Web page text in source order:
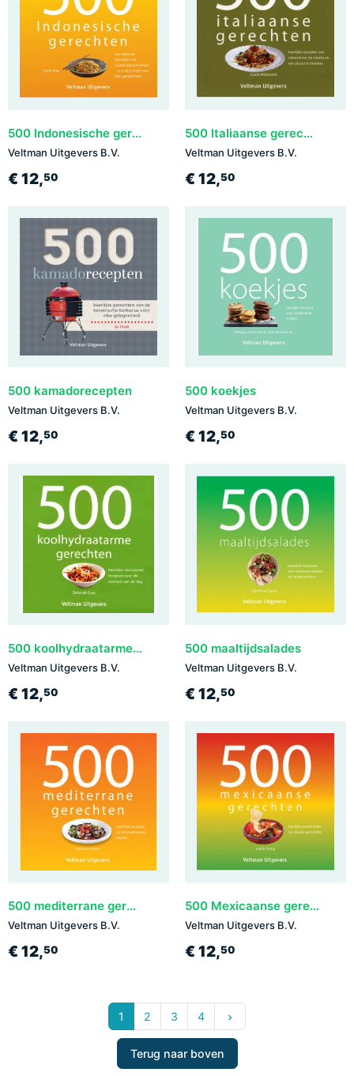
500 Indonesische gerechten
Veltman Uitgevers B.V.
€ 12,50
500 Italiaanse gerechten
Veltman Uitgevers B.V.
€ 12,50
500 kamadorecepten
Veltman Uitgevers B.V.
€ 12,50
500 koekjes
Veltman Uitgevers B.V.
€ 12,50
500 koolhydraatarme gerechten
Veltman Uitgevers B.V.
€ 12,50
500 maaltijdsalades
Veltman Uitgevers B.V.
€ 12,50
500 mediterrane gerechten
Veltman Uitgevers B.V.
€ 12,50
500 Mexicaanse gerechten
Veltman Uitgevers B.V.
€ 12,50
1 2 3 4 keyboard_arrow_right
Terug naar boven